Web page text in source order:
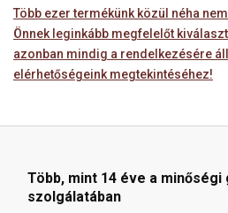
Több ezer termékünk közül néha
Önnek leginkább megfelelőt
azonban mindig a rendelkezésére
elérhetőségeink megtekintéséhez!
Több, mint 14 éve a
szolgálatában